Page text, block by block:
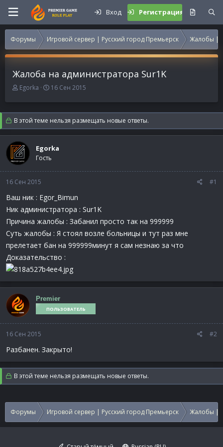
Вход Регистрация
Форумы Игровой сервер | Русский город Премьерск Жалобы |
Жалоба на администратора Sur1K
А
т
о
р
т
е
м
ы
Egorka
Д
т
а
н
а
а
л
16 Сен 2015
В этой теме нельзя размещать новые ответы.
Egorka
Гость
16 Сен 2015 #1
Ваш ник : Egor_Bimun
Ник администратора : Sur1K
Причина жалобы : Забанил просто так на 999999
Суть жалобы : Я стоял возле больницы и тут раз мне
прелетает бан на 999999минут я сам незнаю за что
Доказательство :
Premier
ПОЛЬЗОВАТЕЛЬ
16 Сен 2015 #2
Разбанен. Закрыто!
В этой теме нельзя размещать новые ответы.
Форумы Игровой сервер | Русский город Премьерск Жалобы |